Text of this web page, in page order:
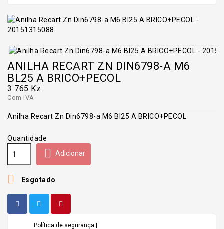
ANILHA RECART ZN DIN6798-A M6
BL25 A BRICO+PECOL
3 765 Kz
Com IVA
Anilha Recart Zn Din6798-a M6 Bl25 A BRICO+PECOL
Quantidade
 Adicionar
 Esgotado
Política de segurança |